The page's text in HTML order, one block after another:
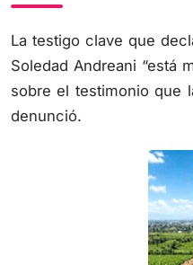
La testigo clave que
Soledad Andreani “está
sobre el testimonio que
denunció.